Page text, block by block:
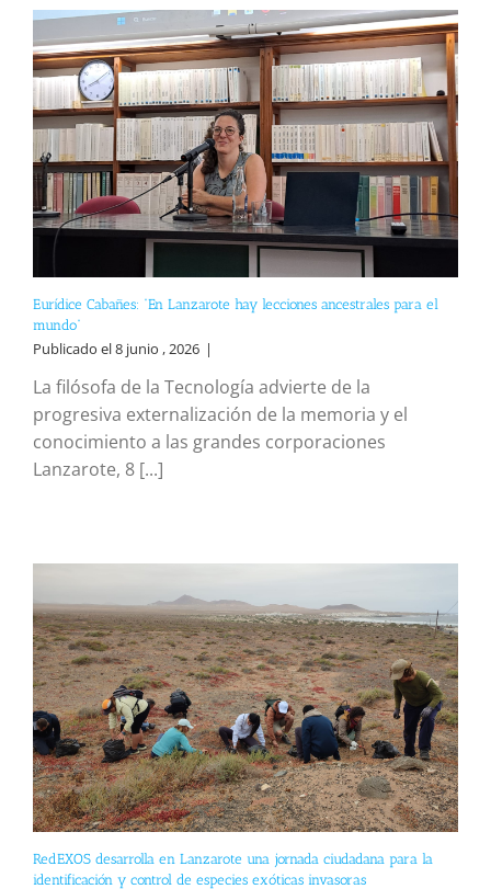
Eurídice Cabañes: “En Lanzarote hay lecciones ancestrales para el
mundo”
Publicado el 8 junio , 2026 |
La filósofa de la Tecnología advierte de la
progresiva externalización de la memoria y el
conocimiento a las grandes corporaciones
Lanzarote, 8 [...]
RedEXOS desarrolla en Lanzarote una jornada ciudadana para la
identificación y control de especies exóticas invasoras